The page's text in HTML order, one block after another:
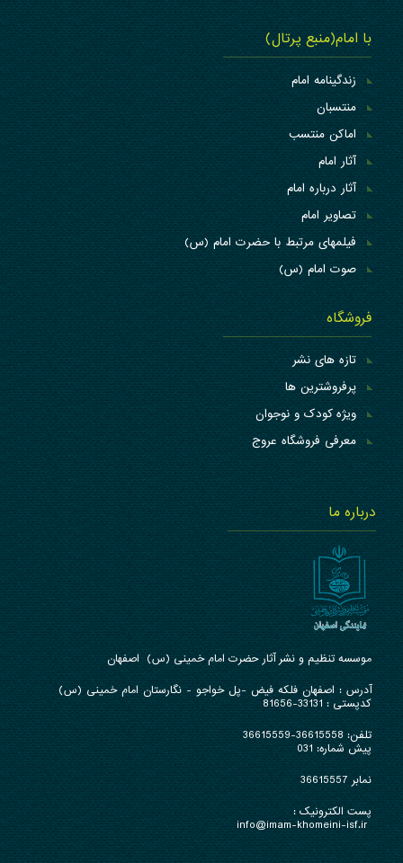
با امام(منبع پرتال)
زندگینامه امام
منتسبان
اماکن منتسب
آثار امام
آثار درباره امام
تصاویر امام
فیلمهای مرتبط با حضرت امام (س)
صوت امام (س)
فروشگاه
تازه های نشر
پرفروشترین ها
ویژه کودک و نوجوان
معرفی فروشگاه عروج
درباره ما
موسسه تنظیم و نشر آثار حضرت امام خمینی (س) اصفهان
آدرس : اصفهان فلکه فیض -پل خواجو - نگارستان امام خمینی (س)
کدپستی : 33131-81656
تلفن: 36615558-36615559
پیش شماره: 031
نمابر 36615557
پست الکترونیک :